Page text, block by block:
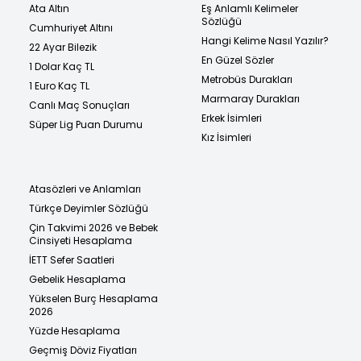
Ata Altın
Cumhuriyet Altını
22 Ayar Bilezik
1 Dolar Kaç TL
1 Euro Kaç TL
Canlı Maç Sonuçları
Süper Lig Puan Durumu
Eş Anlamlı Kelimeler
Sözlüğü
Hangi Kelime Nasıl Yazılır?
En Güzel Sözler
Metrobüs Durakları
Marmaray Durakları
Erkek İsimleri
Kız İsimleri
Atasözleri ve Anlamları
Türkçe Deyimler Sözlüğü
Çin Takvimi 2026 ve Bebek
Cinsiyeti Hesaplama
İETT Sefer Saatleri
Gebelik Hesaplama
Yükselen Burç Hesaplama
2026
Yüzde Hesaplama
Geçmiş Döviz Fiyatları